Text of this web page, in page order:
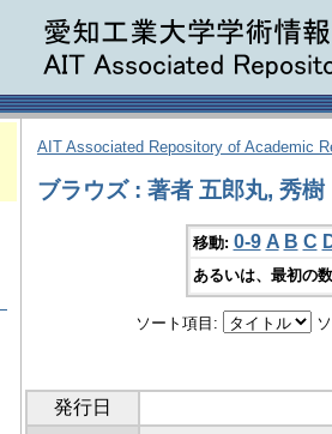
AIT Associated Repository of Academic
ブラウズ : 著者 五郎丸, 秀樹
移動: 0-9 A B C
あるいは、最初の
ソート項目:
発行日